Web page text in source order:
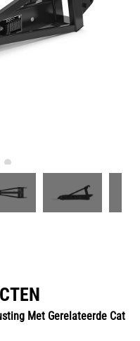
Met Gerelateerde Cat